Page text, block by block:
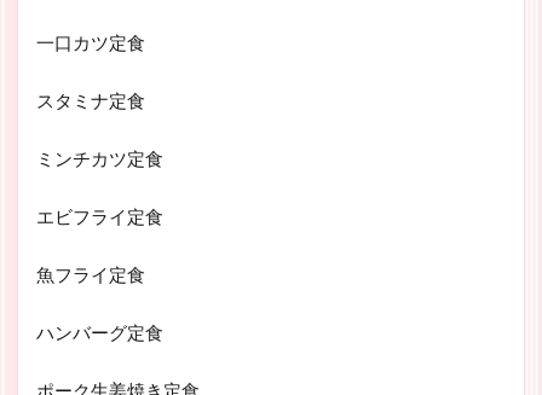
一口カツ定食
スタミナ定食
ミンチカツ定食
エビフライ定食
魚フライ定食
ハンバーグ定食
ポーク生姜焼き定食